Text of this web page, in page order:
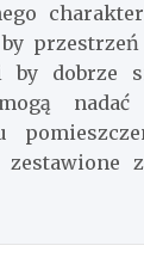
i by dobrze
nadać